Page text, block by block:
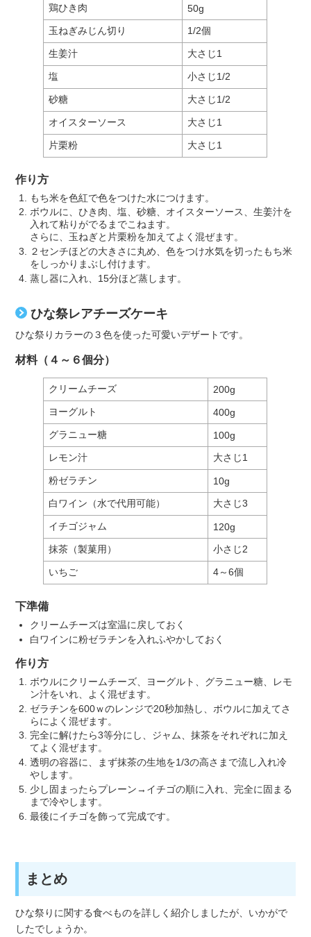
鶏ひき肉
50g
玉ねぎみじん切り
1/2個
生姜汁 大さじ1
塩 小さじ1/2
砂糖 大さじ1/2
オイスターソース 大さじ1
片栗粉 大さじ1
作り方
もち米を色紅で色をつけた水につけます。
ボウルに、ひき肉、塩、砂糖、オイスターソース、生姜汁を
入れて粘りがでるまでこねます。
さらに、玉ねぎと片栗粉を加えてよく混ぜます。
２センチほどの大きさに丸め、色をつけ水気を切ったもち米
をしっかりまぶし付けます。
蒸し器に入れ、15分ほど蒸します。
ひな祭レアチーズケーキ
ひな祭りカラーの３色を使った可愛いデザートです。
材料（４～６個分）
クリームチーズ
200g
ヨーグルト
400g
グラニュー糖
100g
レモン汁
大さじ1
粉ゼラチン
10g
白ワイン（水で代用可能）
大さじ3
イチゴジャム
120g
抹茶（製菓用）
小さじ2
いちご 4～6個
下準備
クリームチーズは室温に戻しておく
白ワインに粉ゼラチンを入れふやかしておく
作り方
ボウルにクリームチーズ、ヨーグルト、グラニュー糖、レモ
ン汁をいれ、よく混ぜます。
ゼラチンを600ｗのレンジで20秒加熱し、ボウルに加えてさ
らによく混ぜます。
完全に解けたら3等分にし、ジャム、抹茶をそれぞれに加え
てよく混ぜます。
透明の容器に、まず抹茶の生地を1/3の高さまで流し入れ冷
やします。
少し固まったらプレーン→イチゴの順に入れ、完全に固まる
まで冷やします。
最後にイチゴを飾って完成です。
まとめ
ひな祭りに関する食べものを詳しく紹介しましたが、いかがで
したでしょうか。